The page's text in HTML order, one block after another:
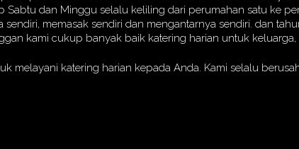
Sabtu dan Minggu selalu keliling dari perumahan satu ke
memasak sendiri dan mengantarnya sendiri. dan
kami cukup banyak baik katering harian untuk
melayani katering harian kepada Anda. Kami selalu